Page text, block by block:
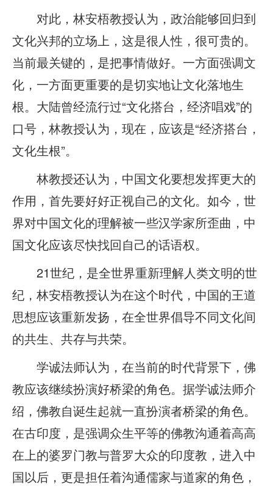
对此，林安梧教授认为，政治能够回归到
文化兴邦的立场上，这是很人性，很可贵的。
当前最关键的，是把事情做好。一方面强调文
化，一方面更重要的是切实地让文化落地生
根。大陆曾经流行过“文化搭台，经济唱戏”的
口号，林教授认为，现在，应该是“经济搭台，
文化生根”。
林教授还认为，中国文化要想发挥更大的
作用，首先要好好正视自己的文化。如今，世
界对中国文化的理解被一些汉学家所歪曲，中
国文化应该尽快找回自己的话语权。
21世纪，是全世界重新理解人类文明的世
纪，林安梧教授认为在这个时代，中国的王道
思想应该重新发扬，在全世界倡导不同文化间
的共生、共存与共荣。
学诚法师认为，在当前的时代背景下，佛
教应该继续扮演好桥梁的角色。据学诚法师介
绍，佛教自诞生起就一直扮演者桥梁的角色。
在古印度，是强调众生平等的佛教沟通着高高
在上的婆罗门教与普罗大众的印度教，进入中
国以后，更是担任着沟通儒家与道家的角色，